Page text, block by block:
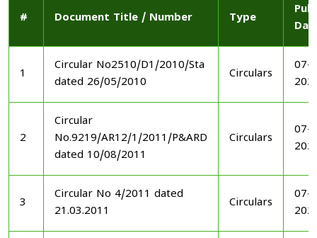
# Document Title / Number Type
1
Circular No2510/D1/2010/Sta
dated 26/05/2010
Circulars
07-
2
Circular
No.9219/AR12/1/2011/P&ARD
dated 10/08/2011
Circulars
07-
3
Circular No 4/2011 dated
21.03.2011
Circulars
07-